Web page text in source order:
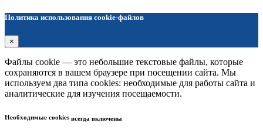
Политика использования cookie-файлов
×
Файлы cookie — это небольшие текстовые файлы, которые
сохраняются в вашем браузере при посещении сайта. Мы
используем два типа cookies: необходимые для работы сайта и
аналитические для изучения посещаемости.
Необходимые cookies всегда включены